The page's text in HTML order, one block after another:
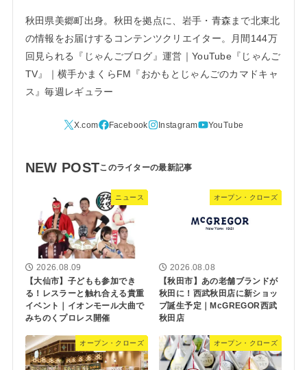
秋田県美郷町出身。秋田を拠点に、岩手・青森まで北東北
の情報をお届けするコンテンツクリエイター。月間144万
回見られる『じゃんごブログ』運営｜YouTube『じゃんご
TV』｜横手かまくらFM『おかもとじゃんごのカマドキャ
ス』毎週レギュラー
NEW POST
ニュース
2026.08.09
【大仙市】子どもも参加でき
る！レスラーと触れ合える貴重
イベント｜イオンモール大曲で
みちのくプロレス開催
オープン・クローズ
2026.08.08
【秋田市】あの老舗ブランドが
秋田に！西武秋田店に新ショッ
プ誕生予定｜McGREGOR西武
秋田店
オープン・クローズ オープン・クローズ